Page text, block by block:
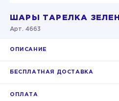
ШАРЫ ТАРЕЛКА
Арт. 4663
ОПИСАНИЕ
БЕСПЛАТНАЯ ДОСТАВКА
ОПЛАТА